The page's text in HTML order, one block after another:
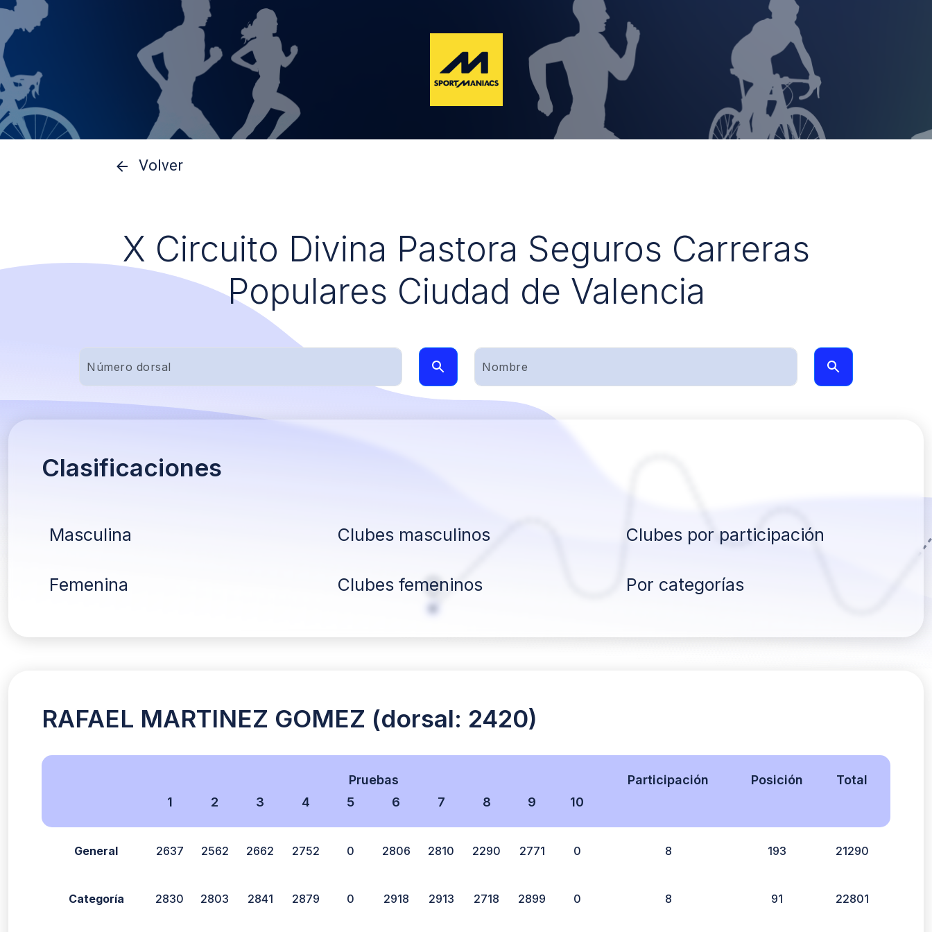
Volver
X Circuito Divina Pastora Seguros Carreras
Populares Ciudad de Valencia
Clasificaciones
Masculina Clubes masculinos Clubes por participación
Femenina Clubes femeninos Por categorías
RAFAEL MARTINEZ GOMEZ (dorsal: 2420)
Pruebas
1
2 3 4 5 6 7 8 9 10
Participación Posición Total
General 2637 2562 2662 2752 0 2806 2810 2290 2771 0 8 193 21290
Categoría 2830 2803 2841 2879 0 2918 2913 2718 2899 0 8 91 22801